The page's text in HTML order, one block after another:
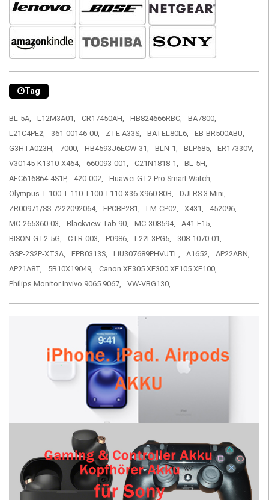
Tag
BL-5A, L12M3A01, CR17450AH, HB824666RBC,
BA7800,
L21C4PE2,
361-00146-00, ZTE A33S, BATEL80L6,
EB-BR500ABU,
G3HTA023H,
7000, HB4593J6ECW-31, BLN-1, BLP685,
ER17330V,
V30145-K1310-X464,
660093-001, C21N1818-1,
BL-5H,
AEC616864-4S1P,
420-002,
Huawei GT2 Pro Smart Watch,
Olympus T 100 T 110 T100 T110 X36 X960 80B,
DJI RS 3 Mini,
ZR00971/SS-7222092064,
FPCBP281, LM-CP02, X431,
452096,
MC-265360-03,
Blackview Tab 90, MC-308594,
A41-E15,
BISON-GT2-5G,
CTR-003, P0986, L22L3PG5,
308-1070-01,
GSP-2S2P-XT3A,
FPB0313S, LiU307689PHVUTL, A1652,
AP22ABN,
AP21A8T,
5B10X19049,
Canon XF305 XF300 XF105 XF100,
Philips Monitor Invivo 9065 9067,
VW-VBG130,